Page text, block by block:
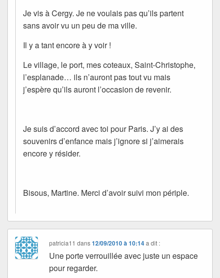
Je vis à Cergy. Je ne voulais pas qu’ils partent
sans avoir vu un peu de ma ville.
Il y a tant encore à y voir !
Le village, le port, mes coteaux, Saint-Christophe,
l’esplanade… ils n’auront pas tout vu mais
j’espère qu’ils auront l’occasion de revenir.
Je suis d’accord avec toi pour Paris. J’y ai des
souvenirs d’enfance mais j’ignore si j’aimerais
encore y résider.
Bisous, Martine. Merci d’avoir suivi mon périple.
patricia11 dans12/09/2010 à 10:14 a dit :
Une porte verrouillée avec juste un espace
pour regarder.